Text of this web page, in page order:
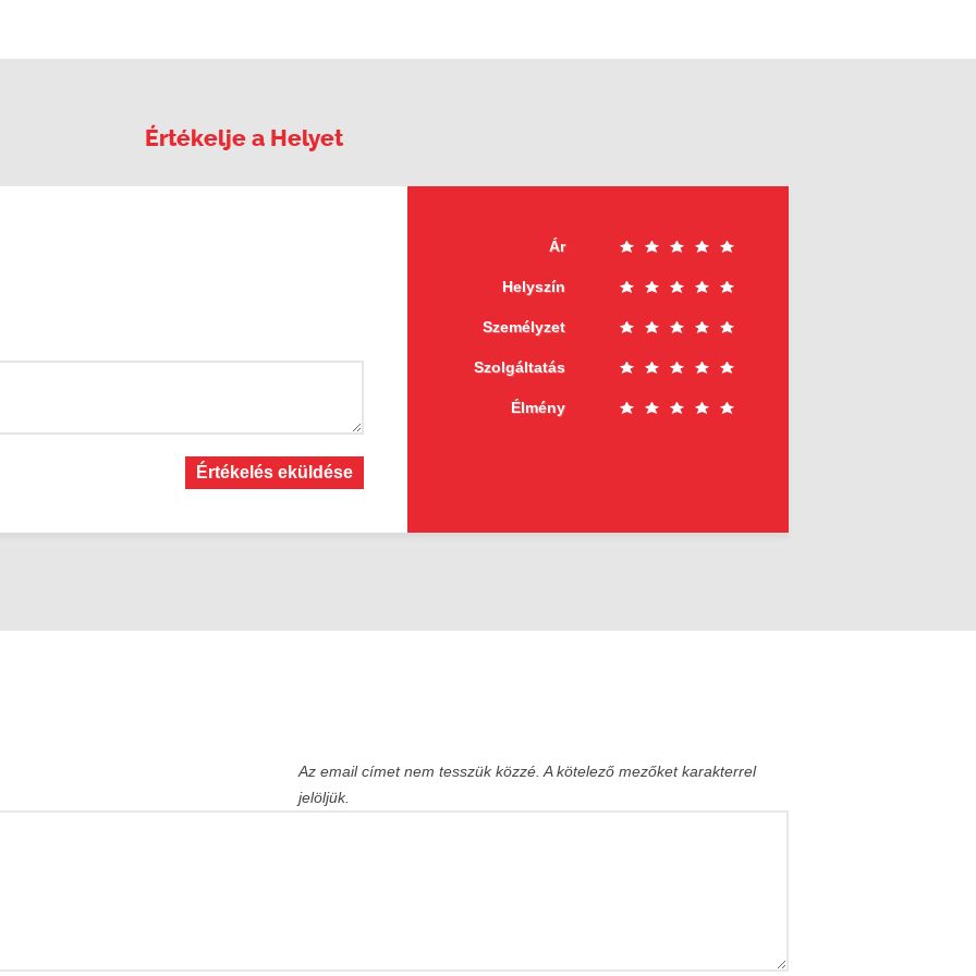
Értékelje a Helyet
Értékelés eküldése
Ár
Helyszín
Személyzet
Szolgáltatás
Élmény
Az email címet nem tesszük közzé. A kötelező mezőketkarakterrel
jelöljük.